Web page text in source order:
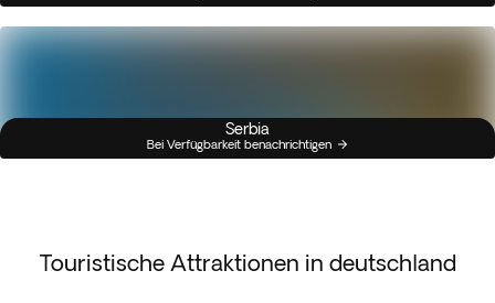
Serbia
Bei Verfügbarkeit benachrichtigen
Touristische Attraktionen in deutschland